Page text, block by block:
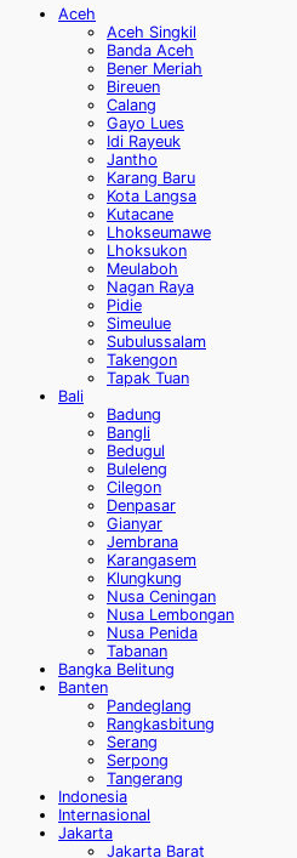
Aceh
Aceh Singkil
Banda Aceh
Bener Meriah
Bireuen
Calang
Gayo Lues
Idi Rayeuk
Jantho
Karang Baru
Kota Langsa
Kutacane
Lhokseumawe
Lhoksukon
Meulaboh
Nagan Raya
Pidie
Simeulue
Subulussalam
Takengon
Tapak Tuan
Bali
Badung
Bangli
Bedugul
Buleleng
Cilegon
Denpasar
Gianyar
Jembrana
Karangasem
Klungkung
Nusa Ceningan
Nusa Lembongan
Nusa Penida
Tabanan
Bangka Belitung
Banten
Pandeglang
Rangkasbitung
Serang
Serpong
Tangerang
Indonesia
Internasional
Jakarta
Jakarta Barat